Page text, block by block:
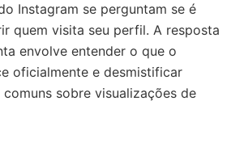
Instagram se perguntam se é
quem visita seu perfil. A resposta
envolve entender o que o
oficialmente e desmistificar
sobre visualizações de